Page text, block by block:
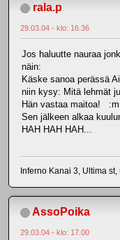
rala.p
29.03.04 - klo: 16.36
Jos haluutte nauraa
näin:
Käske sanoa perässä
niin kysy: Mitä lehmät
Hän vastaa maitoa!
Sen jälkeen alkaa
HAH HAH HAH...
Inferno Kanai 3, Ultima
AssoPoika
29.03.04 - klo: 17.00